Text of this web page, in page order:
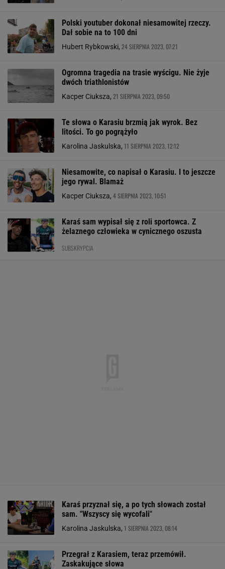
Polski youtuber dokonał niesamowitej rzeczy.
Dał sobie na to 100 dni
Hubert Rybkowski, 24 SIERPNIA 2023, 07:21
Ogromna tragedia na trasie wyścigu. Nie żyje
dwóch triathlonistów
Kacper Ciuksza, 21 SIERPNIA 2023, 09:50
Te słowa o Karasiu brzmią jak wyrok. Bez
litości. To go pogrążyło
Karolina Jaskulska, 11 SIERPNIA 2023, 12:12
Niesamowite, co napisał o Karasiu. I to jeszcze
jego rywal. Blamaż
Kacper Ciuksza, 4 SIERPNIA 2023, 10:51
Karaś sam wypisał się z roli sportowca. Z
żelaznego człowieka w cynicznego oszusta
SUBSKRYPCJA
Karaś przyznał się, a po tych słowach został
sam. "Wszyscy się wycofali"
Karolina Jaskulska, 1 SIERPNIA 2023, 08:14
Przegrał z Karasiem, teraz przemówił.
Zaskakujące słowa